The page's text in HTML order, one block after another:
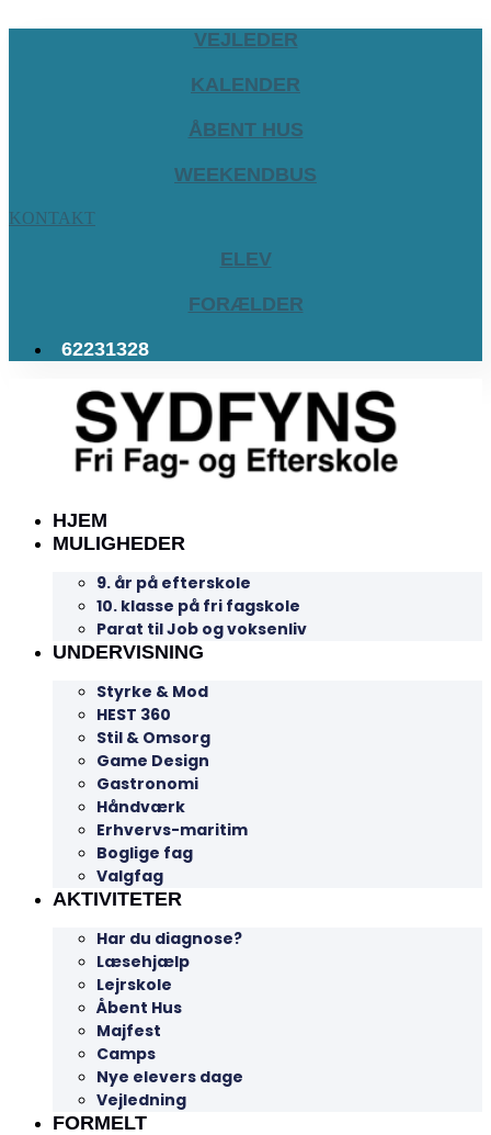
VEJLEDER
KALENDER
ÅBENT HUS
WEEKENDBUS
KONTAKT
ELEV
FORÆLDER
62231328
HJEM
MULIGHEDER
9. år på efterskole
10. klasse på fri fagskole
Parat til Job og voksenliv
UNDERVISNING
Styrke & Mod
HEST 360
Stil & Omsorg
Game Design
Gastronomi
Håndværk
Erhvervs-maritim
Boglige fag
Valgfag
AKTIVITETER
Har du diagnose?
Læsehjælp
Lejrskole
Åbent Hus
Majfest
Camps
Nye elevers dage
Vejledning
FORMELT